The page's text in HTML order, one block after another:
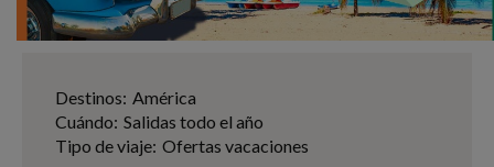
Destinos: América
Cuándo: Salidas todo el año
Tipo de viaje: Ofertas vacaciones